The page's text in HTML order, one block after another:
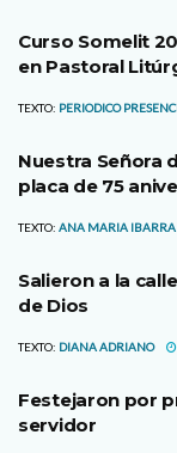
Curso Somelit
en Pastoral
TEXTO: PERIODICO
Nuestra Señora
placa de 75
TEXTO: ANA MARIA IBARRA
Salieron a la
de Dios
TEXTO: DIANA ADRIANO
Festejaron por
servidor